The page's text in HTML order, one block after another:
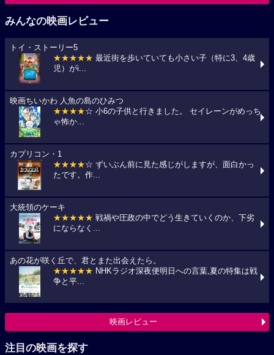
みんなの映画レビュー
トイ・ストーリー5
★★★★★ 最近街を歩いていても小さい子（特に3、4歳
児）がi...
映画ちいかわ 人魚の島のひみつ
★★★★☆ 小6の子供と行きました。 セイレーンがめっち
ゃ怖か...
カプリコン・1
★★★★☆ ずいぶん前に見た感じがしますが、面白かっ
たです。作...
大統領のケーキ
★★★★★ 戦禍や圧政の中でどう生きていくのか、下劣
にならなく...
あの花が咲く丘で、君とまた出会えたら。
★★★★★ NHKラジオ深夜便明日への言葉,夏の特集は戦
争と平...
映画レビュー
注目の映画を探す